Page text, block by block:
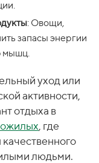
: Овощи,
запасы энергии
мышц.
уход или
активности,
отдыха в
, где
людьми.